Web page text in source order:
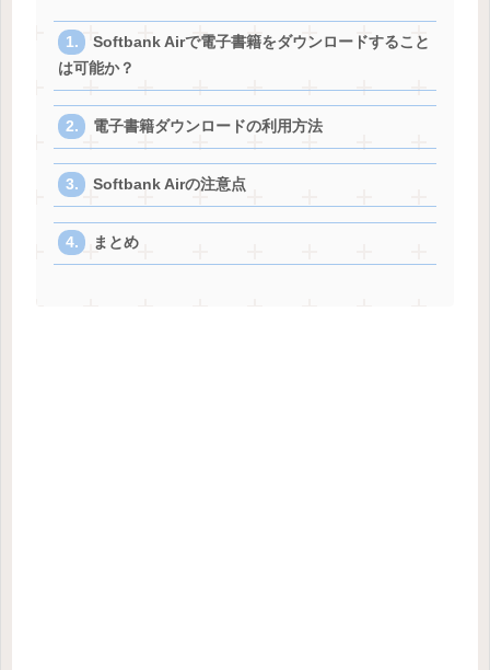
Softbank Airで電子書籍をダウンロードすること
は可能か？
電子書籍ダウンロードの利用方法
Softbank Airの注意点
まとめ